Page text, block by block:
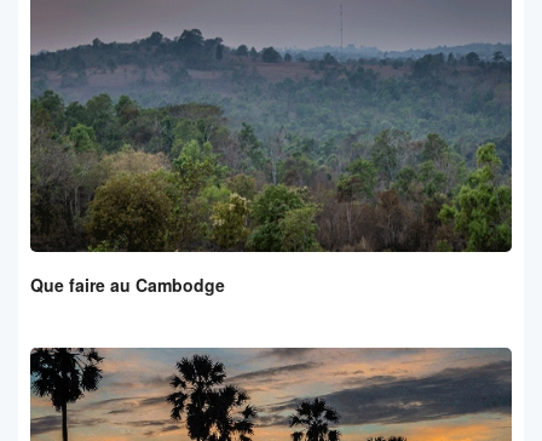
Que faire au Cambodge